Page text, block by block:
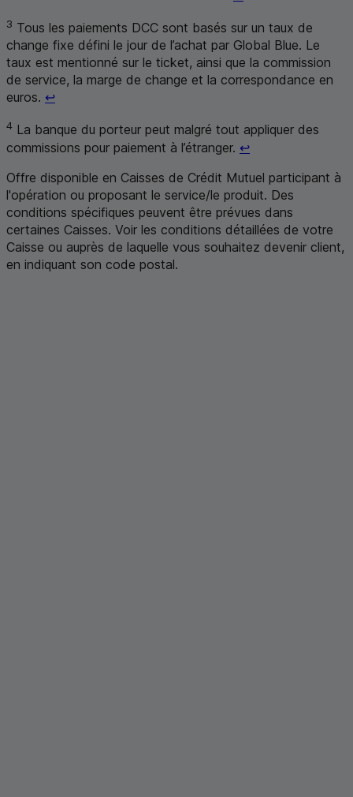
3 Tous les paiements DCC sont basés sur un taux de
change fixe défini le jour de l’achat par Global Blue. Le
taux est mentionné sur le ticket, ainsi que la commission
de service, la marge de change et la correspondance en
euros. ↩Retour au renvoi 3
4 La banque du porteur peut malgré tout appliquer des
commissions pour paiement à l’étranger. ↩Retour au renvoi
Offre disponible en Caisses de Crédit Mutuel participant à
l'opération ou proposant le service/le produit. Des
conditions spécifiques peuvent être prévues dans
certaines Caisses. Voir les conditions détaillées de votre
Caisse ou auprès de laquelle vous souhaitez devenir client,
en indiquant son code postal.